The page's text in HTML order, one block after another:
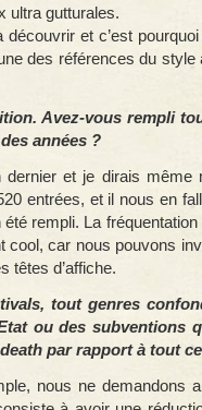
ultra gutturales.
et c’est
des références du style
Avez-vous rempli
années ?
et je dirais même
entrées, et il nous en
été rempli. La
cool, car nous pouvons
têtes d’affiche.
tout genres
ou des subventions
par rapport à tout
nous ne demandons